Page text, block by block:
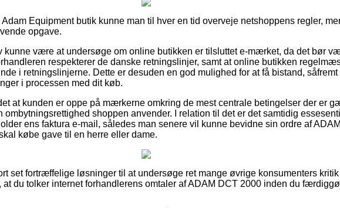
Equipment butik kunne man til hver en tid overveje netshoppens regler,
opgave.
kunne være at undersøge om online butikken er tilsluttet e-mærket, da det bør
respekterer de danske retningslinjer, samt at online butikken
i retningslinjerne. Dette er desuden en god mulighed for at få bistand,
i processen med dit køb.
at kunden er oppe på mærkerne omkring de mest centrale betingelser der er
ombytningsrettighed shoppen anvender. I relation til det er det samtidig
ens faktura e-mail, således man senere vil kunne bevidne sin ordre af
købe gave til en herre eller dame.
set fortræffelige løsninger til at undersøge ret mange øvrige konsumenters kritik
at du tolker internet forhandlerens omtaler af ADAM DCT 2000 inden du